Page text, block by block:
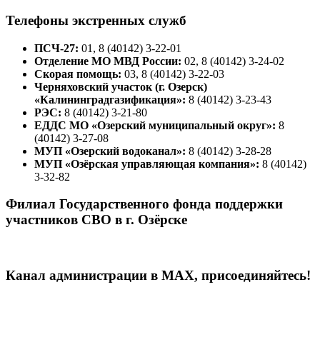
Телефоны экстренных служб
ПСЧ-27: 01, 8 (40142) 3-22-01
Отделение МО МВД России: 02, 8 (40142) 3-24-02
Скорая помощь: 03, 8 (40142) 3-22-03
Черняховский участок (г. Озерск)
«Калининградгазификация»: 8 (40142) 3-23-43
РЭС: 8 (40142) 3-21-80
ЕДДС МО «Озерский муниципальный округ»: 8
(40142) 3-27-08
МУП «Озерский водоканал»: 8 (40142) 3-28-28
МУП «Озёрская управляющая компания»: 8 (40142)
3-32-82
Филиал Государственного фонда поддержки
участников СВО в г. Озёрске
Канал администрации в МАХ, присоединяйтесь!